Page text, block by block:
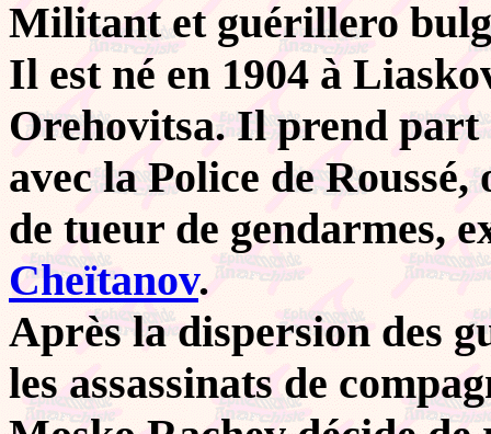
Militant et guérillero
Il est né en 1904 à
Orehovitsa. Il prend part
avec la Police de
de tueur de gendarmes,
Cheïtanov.
Après la dispersion des
les assassinats de